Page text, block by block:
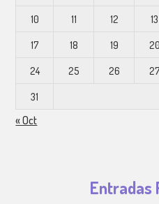
10 11 12 13
17 18 19 20
24 25 26 27
31
« Oct
Entradas